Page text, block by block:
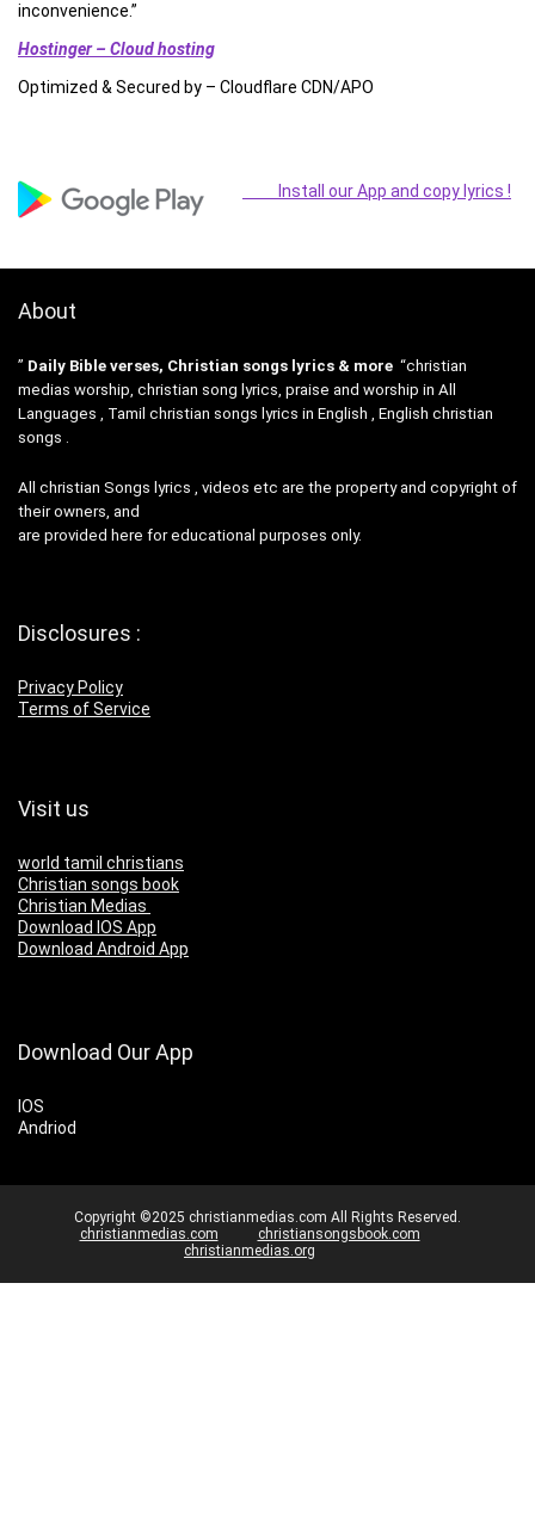
inconvenience.”
Hostinger – Cloud hosting
Optimized & Secured by – Cloudflare CDN/APO
Install our App and copy lyrics !
About
” Daily Bible verses, Christian songs lyrics & more “christian
medias worship, christian song lyrics, praise and worship in All
Languages , Tamil christian songs lyrics in English , English christian
songs .
All christian Songs lyrics , videos etc are the property and copyright of
their owners, and
are provided here for educational purposes only.
Disclosures :
Privacy Policy
Terms of Service
Visit us
world tamil christians
Christian songs book
Christian Medias
Download IOS App
Download Android App
Download Our App
IOS
Andriod
Copyright ©2025 christianmedias.com All Rights Reserved.
christianmedias.com
christiansongsbook.com
christianmedias.org